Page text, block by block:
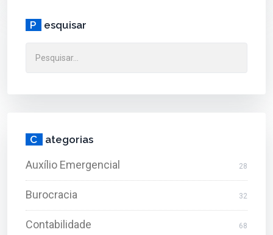
P esquisar
C ategorias
Auxílio Emergencial 28
Burocracia 32
Contabilidade 68